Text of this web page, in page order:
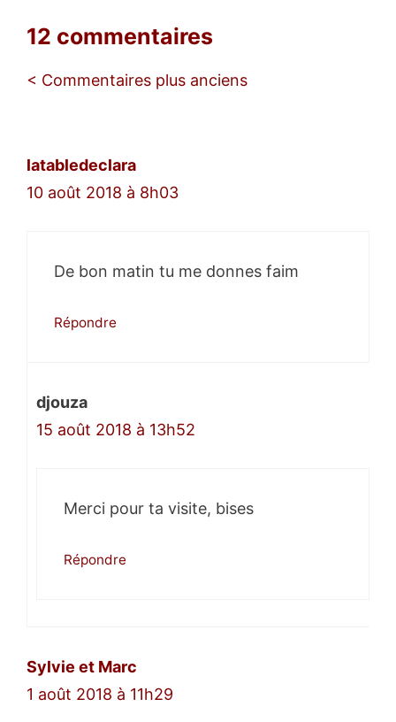
12 commentaires
Navigation
< Commentaires plus anciens
latabledeclara
10 août 2018 à 8h03
De bon matin tu me donnes faim
Répondre
djouza
15 août 2018 à 13h52
Merci pour ta visite, bises
Répondre
Sylvie et Marc
1 août 2018 à 11h29